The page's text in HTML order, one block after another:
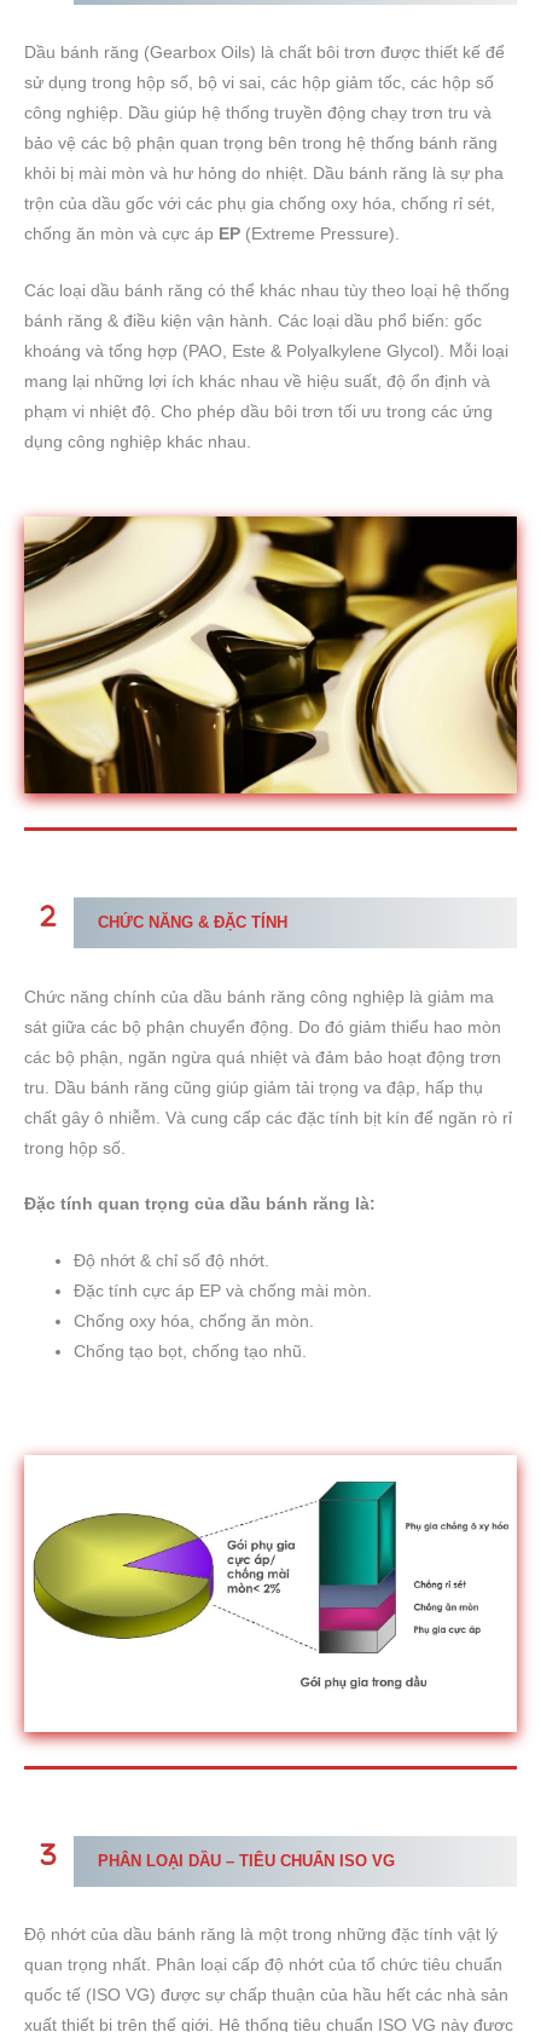
Dầu bánh răng (Gearbox Oils) là chất bôi trơn được thiết kế để
sử dụng trong hộp số, bộ vi sai, các hộp giảm tốc, các hộp số
công nghiệp. Dầu giúp hệ thống truyền động chạy trơn tru và
bảo vệ các bộ phận quan trọng bên trong hệ thống bánh răng
khỏi bị mài mòn và hư hỏng do nhiệt. Dầu bánh răng là sự pha
trộn của dầu gốc với các phụ gia chống oxy hóa, chống rỉ sét,
chống ăn mòn và cực áp EP (Extreme Pressure).
Các loại dầu bánh răng có thể khác nhau tùy theo loại hệ thống
bánh răng & điều kiện vận hành. Các loại dầu phổ biến: gốc
khoáng và tổng hợp (PAO, Este & Polyalkylene Glycol). Mỗi loại
mang lại những lợi ích khác nhau về hiệu suất, độ ổn định và
phạm vi nhiệt độ. Cho phép dầu bôi trơn tối ưu trong các ứng
dụng công nghiệp khác nhau.
CHỨC NĂNG & ĐẶC TÍNH
Chức năng chính của dầu bánh răng công nghiệp là giảm ma
sát giữa các bộ phận chuyển động. Do đó giảm thiểu hao mòn
các bộ phận, ngăn ngừa quá nhiệt và đảm bảo hoạt động trơn
tru. Dầu bánh răng cũng giúp giảm tải trọng va đập, hấp thụ
chất gây ô nhiễm. Và cung cấp các đặc tính bịt kín để ngăn rò rỉ
trong hộp số.
Đặc tính quan trọng của dầu bánh răng là:
Độ nhớt & chỉ số độ nhớt.
Đặc tính cực áp EP và chống mài mòn.
Chống oxy hóa, chống ăn mòn.
Chống tạo bọt, chống tạo nhũ.
PHÂN LOẠI DẦU – TIÊU CHUẨN ISO VG
Độ nhớt của dầu bánh răng là một trong những đặc tính vật lý
quan trọng nhất. Phân loại cấp độ nhớt của tổ chức tiêu chuẩn
quốc tế (ISO VG) được sự chấp thuận của hầu hết các nhà sản
xuất thiết bị trên thế giới. Hệ thống tiêu chuẩn ISO VG này được